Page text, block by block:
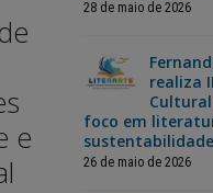
e
Artístico
literatura,
dos
28 de maio de 2026
realiza
foco em
sustentabilidade
26 de maio de 2026